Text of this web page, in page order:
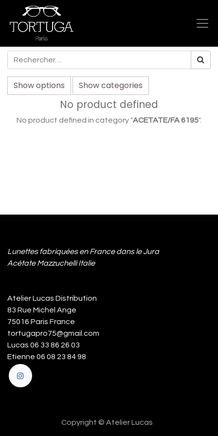
Show options Show categories
No product defined
No product defined in category "ACETATE/FA 6195".
Lunettes fabriquées en France dans le Jura
Acétate Mazzuchelli Italie
Atelier Lucas Distribution
83 Rue Michel Ange
75016 Paris France
tortugapro75@gmail.com
Lucas 06 33 86 26 03
Etienne 06 08 23 84 98
Copyright © Atelier Lucas